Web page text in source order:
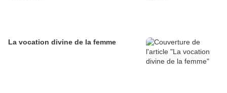
La vocation divine de la femme